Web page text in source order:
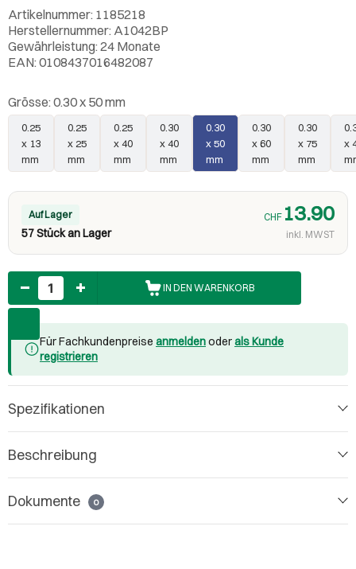
Artikelnummer: 1185218
Herstellernummer: A1042BP
Gewährleistung: 24 Monate
EAN: 0108437016482087
Grösse: 0.30 x 50 mm
0.25
x 13
mm
0.25
x 25
mm
0.25
x 40
mm
0.30
x 40
mm
0.30
x 50
mm
0.30
x 60
mm
0.30
x 75
mm
x
Auf Lager
57 Stück an Lager
CHF 13.90
inkl. MWST
Anzahl
IN DEN WARENKORB
Für Fachkundenpreise anmeldenoderals Kunde
registrieren
Spezifikationen
Beschreibung
Dokumente 0